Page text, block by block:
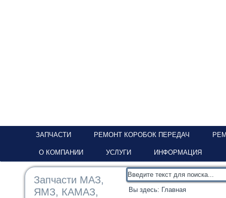
ЗАПЧАСТИ РЕМОНТ КОРОБОК ПЕРЕДАЧ
О КОМПАНИИ УСЛУГИ ИНФОРМАЦИЯ
Запчасти МАЗ,
ЯМЗ, КАМАЗ,
Вы здесь: Главная